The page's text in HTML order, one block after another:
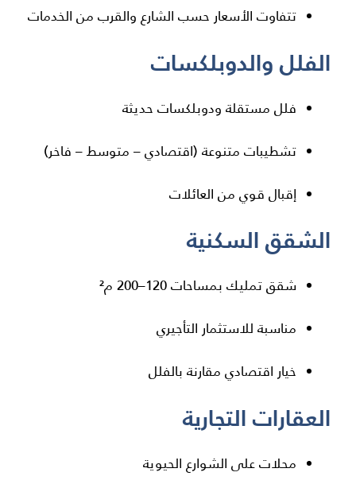
تتفاوت الأسعار حسب الشارع والقرب من الخدمات
الفلل والدوبلكسات
فلل مستقلة ودوبلكسات حديثة
تشطيبات متنوعة (اقتصادي – متوسط – فاخر)
إقبال قوي من العائلات
الشقق السكنية
شقق تمليك بمساحات 120–200 م²
مناسبة للاستثمار التأجيري
خيار اقتصادي مقارنة بالفلل
العقارات التجارية
محلات على الشوارع الحيوية